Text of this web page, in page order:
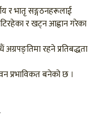
र भातृ सङ्गठनहरूलाई
र खट्न आह्वान गरेका
रहने प्रतिबद्धता
प्रभाविकत बनेको छ ।